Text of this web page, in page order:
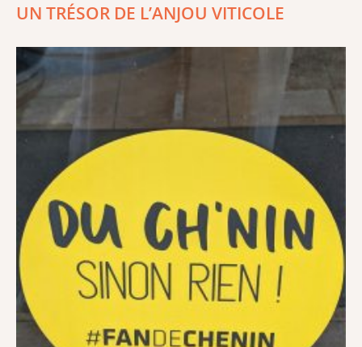
UN TRÉSOR DE L’ANJOU VITICOLE